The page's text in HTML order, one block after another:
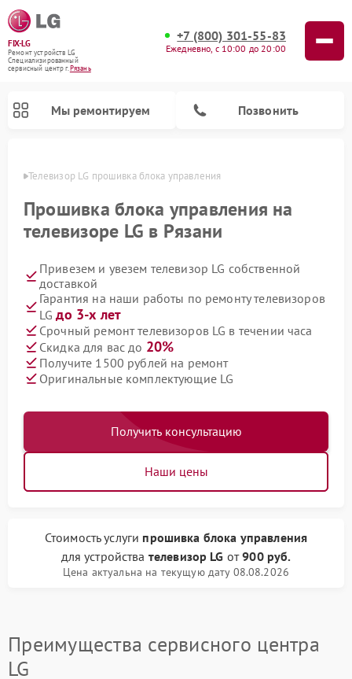
FIX-LG
Ремонт устройств LG
Специализированный
cервисный центр г.Рязань
+7 (800) 301-55-83
Ежедневно, с 10:00 до 20:00
Мы ремонтируем Позвонить
Телевизор LG прошивка блока управления
Прошивка блока управления на
телевизоре LG в Рязани
Привезем и увезем телевизор LG собственной
доставкой
Гарантия на наши работы по ремонту телевизоров
LGдо 3-х лет
Срочный ремонт телевизоров LG в течении часа
Скидка для вас до 20%
Получите 1500 рублей на ремонт
Оригинальные комплектующие LG
Получить консультацию
Наши цены
Стоимость услуги прошивка блока управления
для устройства телевизор LG от900 руб.
Цена актуальна на текущую дату 08.08.2026
Преимущества сервисного центра
LG